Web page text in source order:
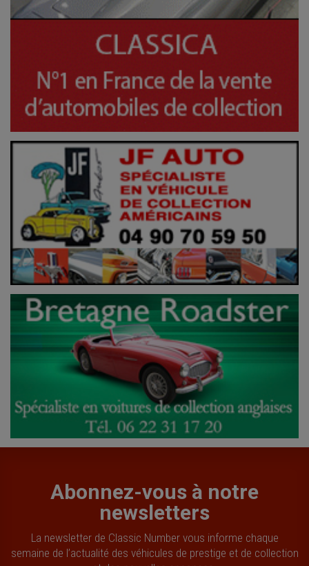
Abonnez-vous à notre
newsletters
La newsletter de Classic Number vous informe chaque
semaine de l’actualité des véhicules de prestige et de collection